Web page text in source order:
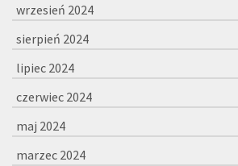
wrzesień 2024
sierpień 2024
lipiec 2024
czerwiec 2024
maj 2024
marzec 2024